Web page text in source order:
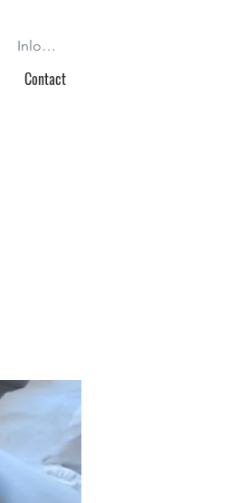
Inloggen
Contact